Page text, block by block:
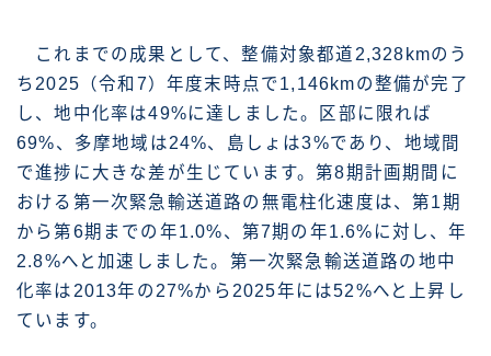
これまでの成果として、整備対象都道2,328kmのう
ち2025（令和7）年度末時点で1,146kmの整備が完了
し、地中化率は49%に達しました。区部に限れば
69%、多摩地域は24%、島しょは3%であり、地域間
で進捗に大きな差が生じています。第8期計画期間に
おける第一次緊急輸送道路の無電柱化速度は、第1期
から第6期までの年1.0%、第7期の年1.6%に対し、年
2.8%へと加速しました。第一次緊急輸送道路の地中
化率は2013年の27%から2025年には52%へと上昇し
ています。